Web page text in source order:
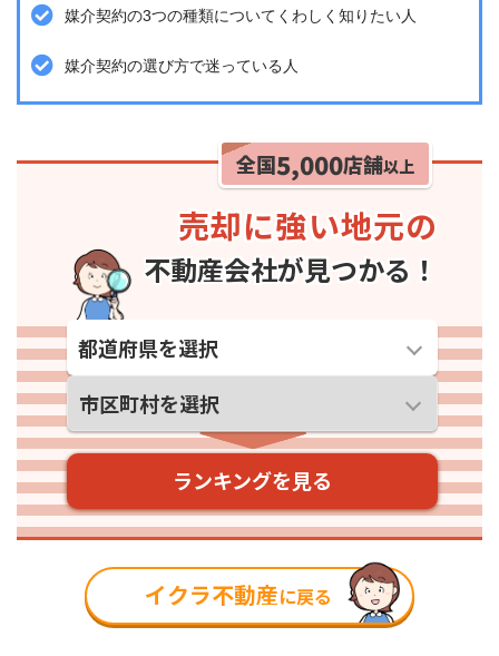
媒介契約の3つの種類についてくわしく知りたい人
媒介契約の選び方で迷っている人